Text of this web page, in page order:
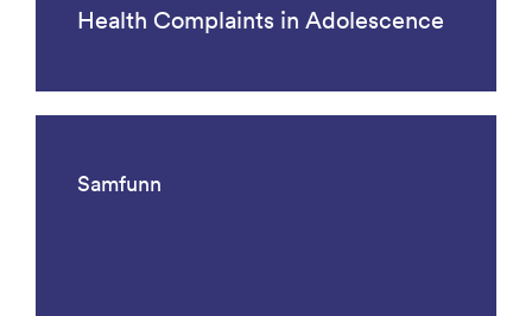
Health Complaints in Adolescence
Samfunn